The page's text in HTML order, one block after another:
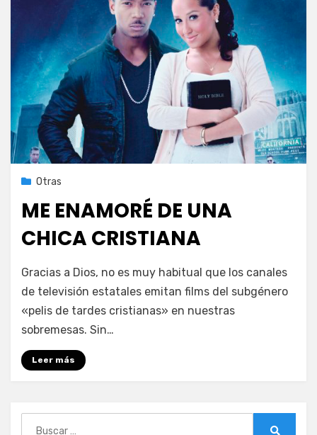
Publicada
24 de octubre de 2021
Otras
ME ENAMORÉ DE UNA
CHICA CRISTIANA
por PeliDeTarde
Deja un comentario
ENAMORÉ
DE
Gracias a Dios, no es muy habitual que los canales
de televisión estatales emitan films del subgénero
«pelis de tardes cristianas» en nuestras
sobremesas. Sin…
Leer más